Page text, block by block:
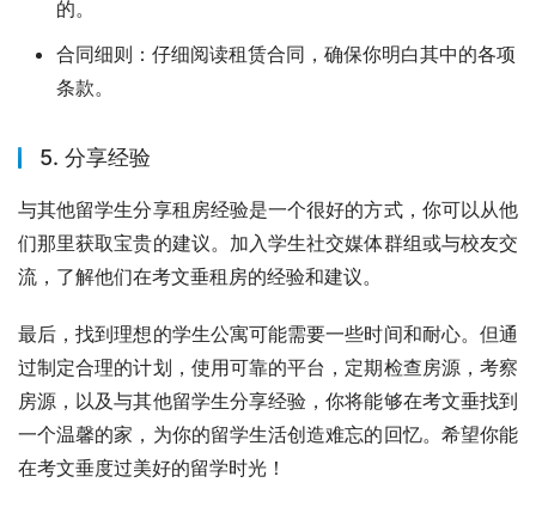
的。
合同细则：仔细阅读租赁合同，确保你明白其中的各项
条款。
5. 分享经验
与其他留学生分享租房经验是一个很好的方式，你可以从他
们那里获取宝贵的建议。加入学生社交媒体群组或与校友交
流，了解他们在考文垂租房的经验和建议。
最后，找到理想的学生公寓可能需要一些时间和耐心。但通
过制定合理的计划，使用可靠的平台，定期检查房源，考察
房源，以及与其他留学生分享经验，你将能够在考文垂找到
一个温馨的家，为你的留学生活创造难忘的回忆。希望你能
在考文垂度过美好的留学时光！